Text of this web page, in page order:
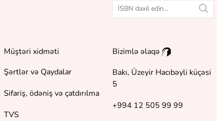
Müştəri xidməti
Şərtlər və Qaydalar
Sifariş, ödəniş və çatdırılma
TVS
Bizimlə əlaqə
Bakı, Üzeyir Hacıbəyli küçəsi
5
+994 12 505 99 99